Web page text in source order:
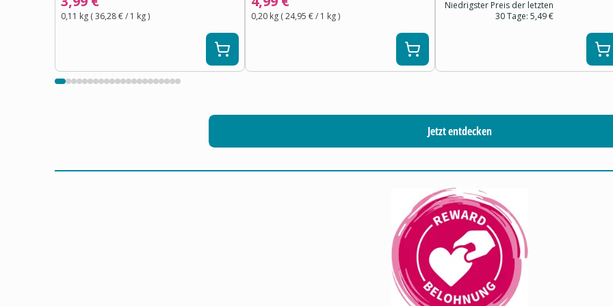
0,11 kg (36,28 €/ 1 kg) 0,20 kg (24,95 €/ 1 kg)
Niedrigster Preis der letzten
30 Tage: 5,49 €
Jetzt entdecken